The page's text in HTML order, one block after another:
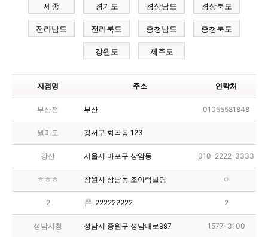
세종 경기도 경상남도 경상북도
전라남도 전라북도 충청남도 충청북도
강원도 제주도
지점명 주소 연락처
부산점 부산 01055581848
월미도 강서구 화곡동 123
강산 서울시 마포구 상암동 010-2222-3333
ㅎㅎㅎ 창원시 상남동 조이럭빌딩 ㅇ
2 222222222 2
성남시청 성남시 중원구 성남대로997 1577-3100